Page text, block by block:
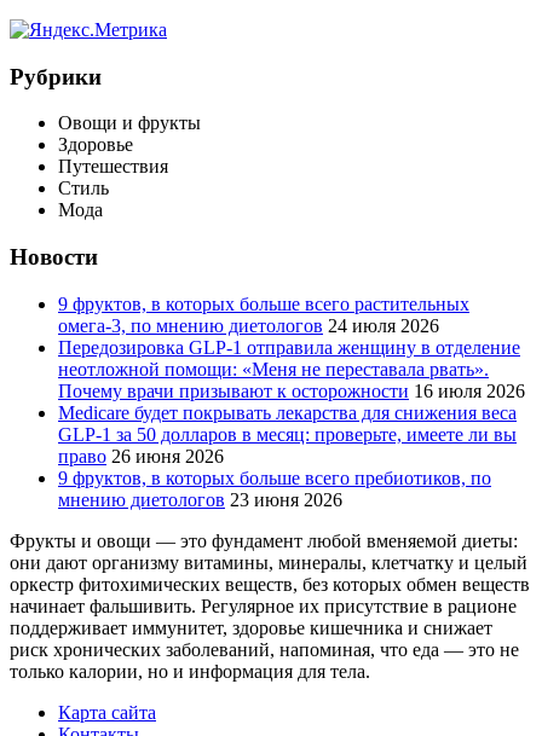
Рубрики
Овощи и фрукты
Здоровье
Путешествия
Стиль
Мода
Новости
9 фруктов, в которых больше всего растительных
омега-3, по мнению диетологов 24 июля 2026
Передозировка GLP-1 отправила женщину в отделение
неотложной помощи: «Меня не переставала рвать».
Почему врачи призывают к осторожности 16 июля 2026
Medicare будет покрывать лекарства для снижения веса
GLP-1 за 50 долларов в месяц: проверьте, имеете ли вы
право 26 июня 2026
9 фруктов, в которых больше всего пребиотиков, по
мнению диетологов 23 июня 2026
Фрукты и овощи — это фундамент любой вменяемой диеты:
они дают организму витамины, минералы, клетчатку и целый
оркестр фитохимических веществ, без которых обмен веществ
начинает фальшивить. Регулярное их присутствие в рационе
поддерживает иммунитет, здоровье кишечника и снижает
риск хронических заболеваний, напоминая, что еда — это не
только калории, но и информация для тела.
Карта сайта